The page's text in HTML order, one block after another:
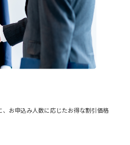
お申込み人数に応じたお得な割引価格